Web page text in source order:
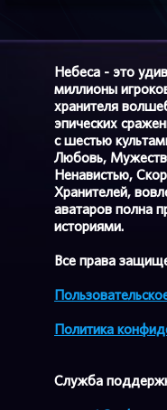
Небеса - это
миллионы
хранителя
эпических
с шестью
Любовь,
Ненавистью,
Хранителей,
аватаров полна
историями.
Все права
Политика
Cлужба